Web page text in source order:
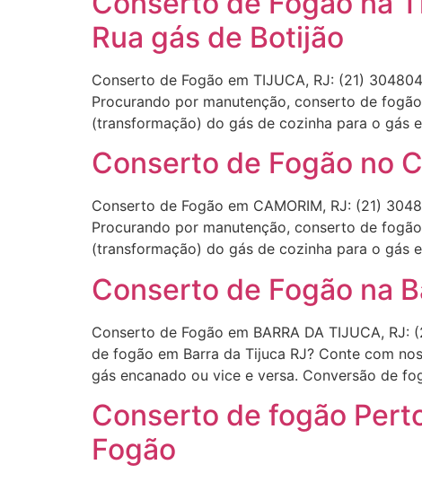
Rua gás de Botijão
Conserto de Fogão em TIJUCA, RJ: (21)
Procurando por manutenção, conserto de
(transformação) do gás de cozinha para o gás
Conserto de Fogão no
Conserto de Fogão em CAMORIM, RJ: (21)
Procurando por manutenção, conserto de
(transformação) do gás de cozinha para o gás
Conserto de Fogão na
Conserto de Fogão em BARRA DA TIJUCA,
de fogão em Barra da Tijuca RJ? Conte com
gás encanado ou vice e versa. Conversão de
Conserto de fogão
Fogão